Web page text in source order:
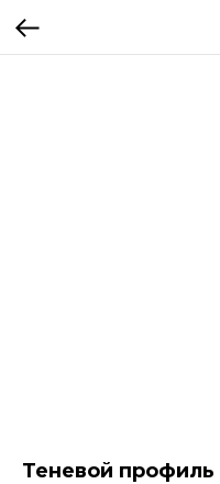
Теневой